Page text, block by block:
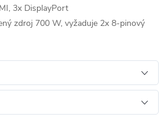
3x DisplayPort
zdroj 700 W, vyžaduje 2x 8-pinový